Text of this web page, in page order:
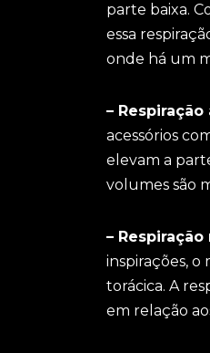
parte baixa.
essa
onde há um
–
acessórios
elevam a
volumes são
–
inspirações,
torácica. A
em relação